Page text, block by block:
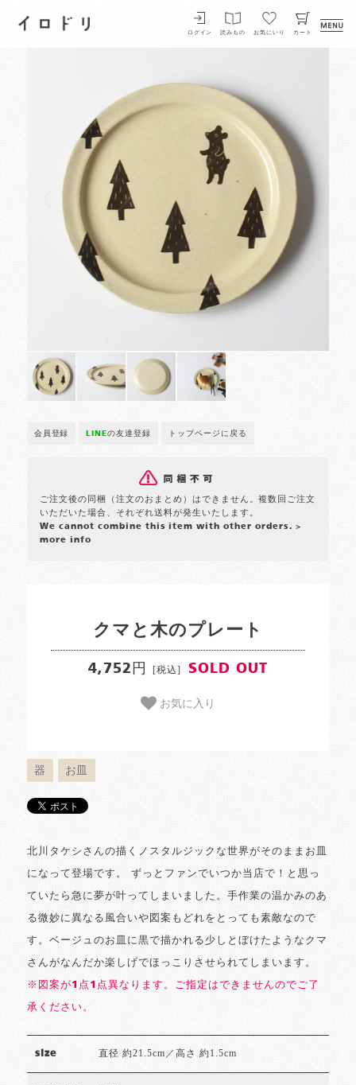
イロドリ
ログイン 読みもの お気にいり カート
会員登録 LINEの友達登録 トップページに戻る
ご注文後の同梱（注文のおまとめ）はできません。複数回ご注文
いただいた場合、それぞれ送料が発生いたします。
We cannot combine this item with other orders. >
more info
クマと木のプレート
4,752円 [税込] SOLD OUT
お気に入り
器 お皿
北川タケシさんの描くノスタルジックな世界がそのままお皿
になって登場です。 ずっとファンでいつか当店で！と思っ
ていたら急に夢が叶ってしまいました。手作業の温かみのあ
る微妙に異なる風合いや図案もどれをとっても素敵なので
す。ベージュのお皿に黒で描かれる少しとぼけたようなクマ
さんがなんだか楽しげでほっこりさせられてしまいます。
※図案が1点1点異なります。ご指定はできませんのでご了
承ください。
size 直径 約21.5cm／高さ 約1.5cm